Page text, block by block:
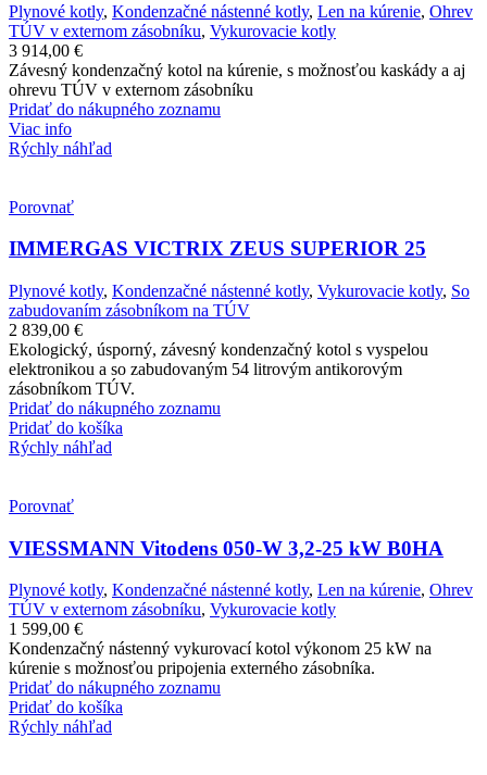
Plynové kotly, Kondenzačné nástenné kotly, Len na kúrenie, Ohrev
TÚV v externom zásobníku, Vykurovacie kotly
3 914,00 €
Závesný kondenzačný kotol na kúrenie, s možnosťou kaskády a aj
ohrevu TÚV v externom zásobníku
Pridať do nákupného zoznamu
Viac info
Rýchly náhľad
Porovnať
IMMERGAS VICTRIX ZEUS SUPERIOR 25
Plynové kotly, Kondenzačné nástenné kotly, Vykurovacie kotly, So
zabudovaním zásobníkom na TÚV
2 839,00 €
Ekologický, úsporný, závesný kondenzačný kotol s vyspelou
elektronikou a so zabudovaným 54 litrovým antikorovým
zásobníkom TÚV.
Pridať do nákupného zoznamu
Pridať do košíka
Rýchly náhľad
Porovnať
VIESSMANN Vitodens 050-W 3,2-25 kW B0HA
Plynové kotly, Kondenzačné nástenné kotly, Len na kúrenie, Ohrev
TÚV v externom zásobníku, Vykurovacie kotly
1 599,00 €
Kondenzačný nástenný vykurovací kotol výkonom 25 kW na
kúrenie s možnosťou pripojenia externého zásobníka.
Pridať do nákupného zoznamu
Pridať do košíka
Rýchly náhľad